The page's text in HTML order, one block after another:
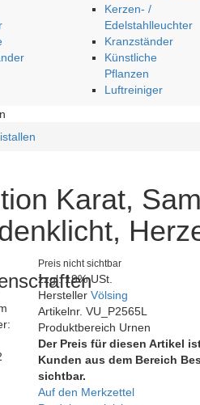
Kerzen- /
Edelstahlleuchter
Kranzständer
Künstliche
Pflanzen
Luftreiniger
Karat,
Preis nicht sichtbar
zzgl. 19% USt.
Hersteller Völsing
Artikelnr. VU_P2565L
Produktbereich Urnen
Der Preis für diesen Artikel
Kunden aus dem Bereich
sichtbar.
Auf den Merkzettel